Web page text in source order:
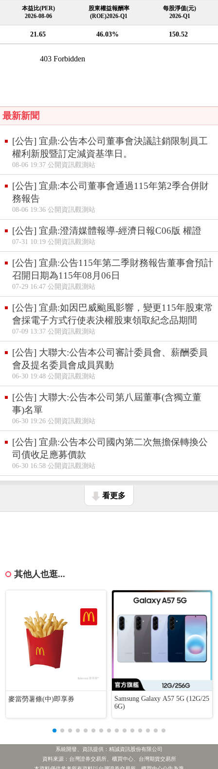
本益比(PER)
2026-08-06
股東權益報酬率
(ROE)2026-Q1
每股淨值(元)
2026-Q1
21.65 46.03% 150.52
最新新聞
[公告] 宜鼎:公告本公司董事會決議註銷限制員工
權利新股暨訂定減資基準日。
08-06 19:37 公開資訊觀測站
[公告] 宜鼎:本公司董事會通過115年第2季合併財
務報告
08-06 19:36 公開資訊觀測站
[公告] 宜鼎:澄清媒體報導-經濟日報C06版 權證
07-31 10:19 公開資訊觀測站
[公告] 宜鼎:公告115年第二季財務報告董事會預計
召開日期為115年08月06日
07-29 16:47 公開資訊觀測站
[公告] 宜鼎:如因巴威颱風影響，變更115年股東常
會採電子方式行使表決權股東領取紀念品期間
07-09 13:37 公開資訊觀測站
[公告] 大聯大:公告本公司審計委員會、薪酬委員
會及提名委員會成員異動
06-30 19:48 公開資訊觀測站
[公告] 大聯大:公告本公司第八屆董事(含獨立董
事)名單
06-30 19:26 公開資訊觀測站
[公告] 宜鼎:公告本公司國內第二次無擔保轉換公
司債收足應募價款
06-30 16:58 公開資訊觀測站
看更多
其他人也逛...
麥當勞薯條(中)即享券
Samsung Galaxy A57 5G (12G/25
6G)
系統開發、資訊提供：精誠資訊股份有限公司
資料來源：台灣證券交易所、櫃買中心、台灣期貨交易所